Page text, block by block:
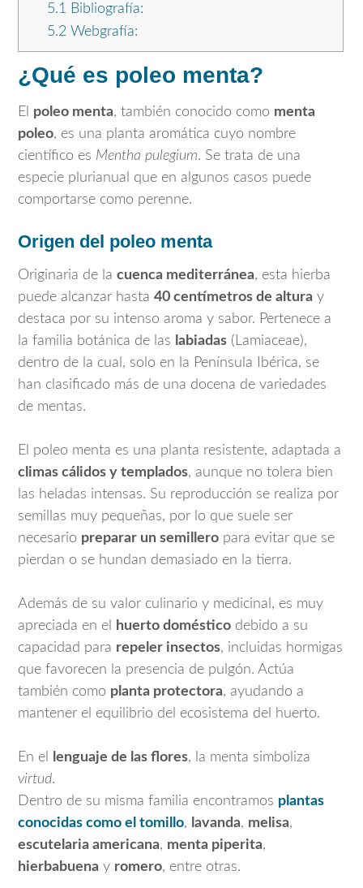
5.1 Bibliografía:
5.2Webgrafía:
¿Qué es poleo menta?
El poleo menta, también conocido como menta
poleo, es una planta aromática cuyo nombre
científico es Mentha pulegium. Se trata de una
especie plurianual que en algunos casos puede
comportarse como perenne.
Origen del poleo menta
Originaria de la cuenca mediterránea, esta hierba
puede alcanzar hasta 40 centímetros de altura y
destaca por su intenso aroma y sabor. Pertenece a
la familia botánica de las labiadas (Lamiaceae),
dentro de la cual, solo en la Península Ibérica, se
han clasificado más de una docena de variedades
de mentas.
El poleo menta es una planta resistente, adaptada a
climas cálidos y templados, aunque no tolera bien
las heladas intensas. Su reproducción se realiza por
semillas muy pequeñas, por lo que suele ser
necesario preparar un semillero para evitar que se
pierdan o se hundan demasiado en la tierra.
Además de su valor culinario y medicinal, es muy
apreciada en el
huerto doméstico debido a su
capacidad para repeler insectos, incluidas hormigas
que favorecen la presencia de pulgón. Actúa
también como planta protectora, ayudando a
mantener el equilibrio del ecosistema del huerto.
En el lenguaje de las flores, la menta simboliza
virtud.
Dentro de su misma familia encontramos plantas
conocidas como el tomillo, lavanda, melisa,
escutelaria americana, menta piperita,
hierbabuena y romero, entre otras.